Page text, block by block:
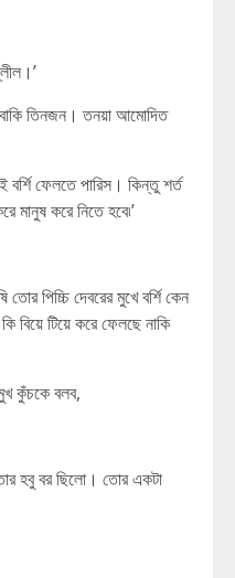
বাকি তিনজন। তনয়া আমোদিত
ফেলতে পারিস। কিন্তু শর্ত
মানুষ করে নিতে হবে৷’
পিচ্চি দেবরের মুখে বর্শি কেন
বিয়ে টিয়ে করে ফেলছে নাকি
কুঁচকে বলব,
হবু বর ছিলো। তোর একটা